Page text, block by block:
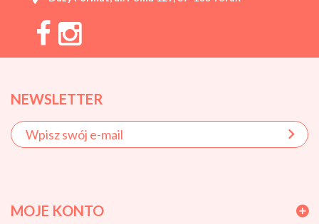
NEWSLETTER
MOJE KONTO